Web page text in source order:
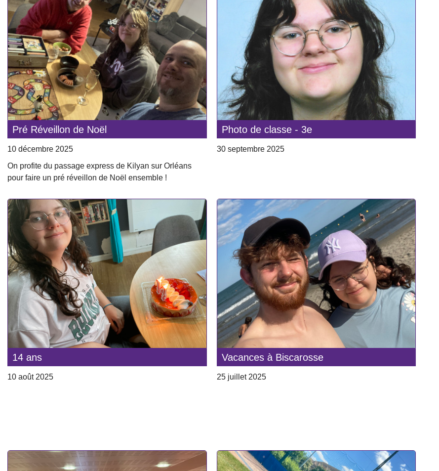
Pré Réveillon de Noël
10 décembre 2025
On profite du passage express de Kilyan sur Orléans
pour faire un pré réveillon de Noël ensemble !
Photo de classe - 3e
30 septembre 2025
14 ans
10 août 2025
Vacances à Biscarosse
25 juillet 2025